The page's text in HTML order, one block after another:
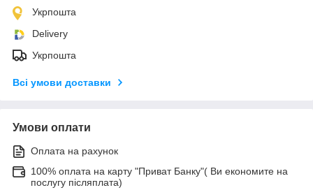
Укрпошта
Delivery
Укрпошта
Всі умови доставки
Умови оплати
Оплата на рахунок
100% оплата на карту "Приват Банку"( Ви економите на
послугу післяплата)